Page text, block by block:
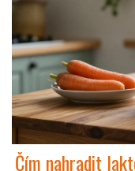
Čím nahradit